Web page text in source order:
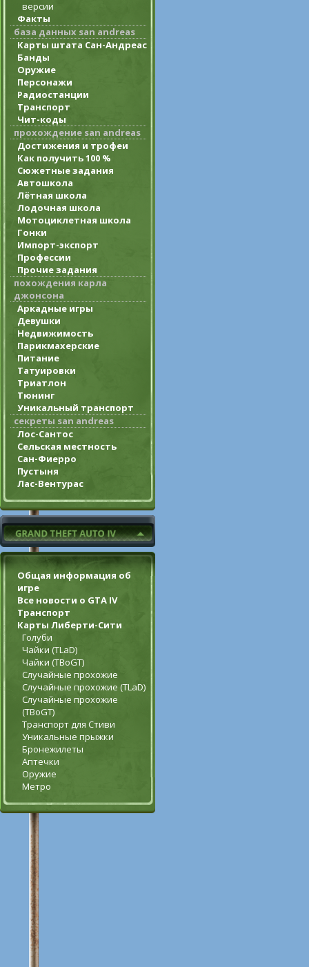
версии
Факты
база данных san andreas
Карты штата Сан-Андреас
Банды
Оружие
Персонажи
Радиостанции
Транспорт
Чит-коды
прохождение san andreas
Достижения и трофеи
Как получить 100 %
Сюжетные задания
Автошкола
Лётная школа
Лодочная школа
Мотоциклетная школа
Гонки
Импорт-экспорт
Профессии
Прочие задания
похождения карла
джонсона
Аркадные игры
Девушки
Недвижимость
Парикмахерские
Питание
Татуировки
Триатлон
Тюнинг
Уникальный транспорт
секреты san andreas
Лос-Сантос
Сельская местность
Сан-Фиерро
Пустыня
Лас-Вентурас
Общая информация об
игре
Все новости о GTA IV
Транспорт
Карты Либерти-Сити
Голуби
Чайки (TLaD)
Чайки (TBoGT)
Случайные прохожие
Случайные прохожие (TLaD)
Случайные прохожие
(TBoGT)
Транспорт для Стиви
Уникальные прыжки
Бронежилеты
Аптечки
Оружие
Метро